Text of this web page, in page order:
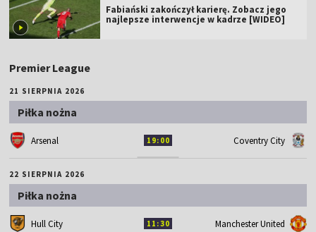
Fabiański zakończył karierę. Zobacz jego
najlepsze interwencje w kadrze [WIDEO]
Premier League
21 SIERPNIA 2026
Piłka nożna
Arsenal 19:00 Coventry City
22 SIERPNIA 2026
Piłka nożna
Hull City 11:30 Manchester United